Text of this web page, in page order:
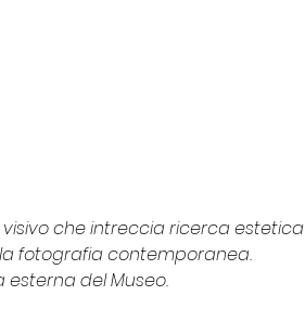
che intreccia ricerca estetica
fotografia contemporanea.
esterna del Museo.